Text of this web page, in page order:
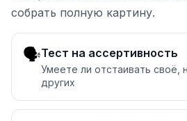
собрать полную картину.
🗣️Тест на ассертивность
Умеете ли отстаивать своё,
других